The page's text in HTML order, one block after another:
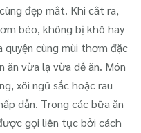
đẹp mắt. Khi cắt ra,
béo, không bị khô hay
cùng mùi thơm đặc
vừa lạ vừa dễ ăn. Món
xôi ngũ sắc hoặc rau
dẫn. Trong các bữa ăn
gọi liên tục bởi cách